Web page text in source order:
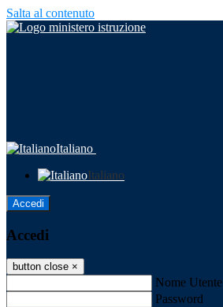
Salta al contenuto
Italiano
Italiano
Accedi
Accedi
button close ×
Nome Utente
Password